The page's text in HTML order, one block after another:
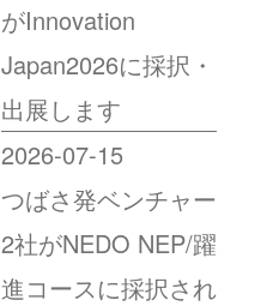
がInnovation
Japan2026に採択・
出展します
2026-07-15
つばさ発ベンチャー
2社がNEDO NEP/躍
進コースに採択され